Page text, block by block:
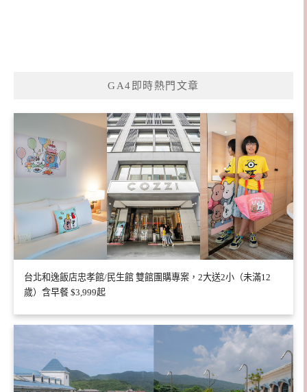
GA4即時熱門文章
台北和逸飯店忠孝館/民生館 雙館團購專案，2大送2小（未滿12
歲）含早餐 $3,999起